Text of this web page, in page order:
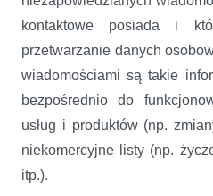
kontaktowe posiada i
przetwarzanie danych
wiadomościami są takie
bezpośrednio do
usług i produktów (np.
niekomercyjne listy (np.
itp.).